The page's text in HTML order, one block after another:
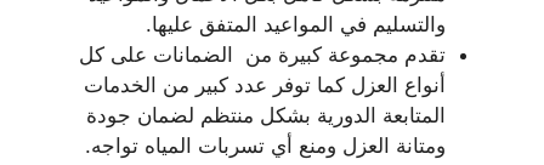
والتسليم في المواعيد المتفق عليها.
تقدم مجموعة كبيرة من الضمانات على كل
أنواع العزل كما توفر عدد كبير من الخدمات
المتابعة الدورية بشكل منتظم لضمان جودة
ومتانة العزل ومنع أي تسربات المياه تواجه.